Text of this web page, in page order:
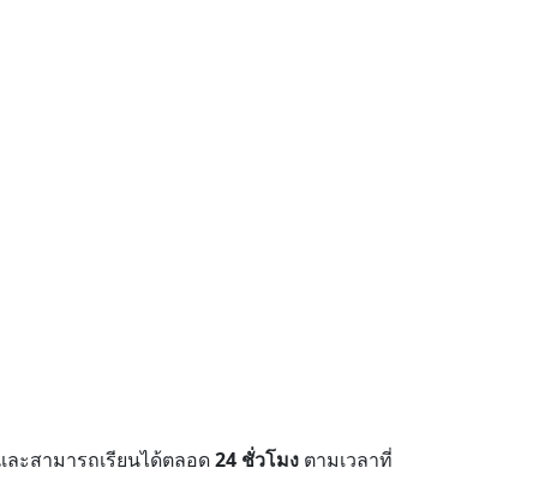
ะสามารถเรียนได้ตลอด24 ชั่วโมง ตามเวลาที่